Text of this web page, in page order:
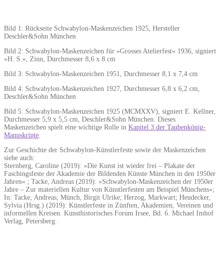
Bild 1: Rückseite Schwabylon-Maskenzeichen 1925, Hersteller
Deschler&Sohn München
Bild 2: Schwabylon-Maskenzeichen für »Grosses Atelierfest« 1936, signiert
»H. S.«, Zinn, Durchmesser 8,6 x 8 cm
Bild 3: Schwabylon-Maskenzeichen 1951, Durchmesser 8,1 x 7,4 cm
Bild 4: Schwabylon-Maskenzeichen 1927, Durchmesser 6,8 x 6,2 cm,
Deschler&Sohn München
Bild 5: Schwabylon-Maskenzeichen 1925 (MCMXXV), signiert E. Kellner,
Durchmesser 5,9 x 5,5 cm, Deschler&Sohn München. Dieses
Maskenzeichen spielt eine wichtige Rolle in Kapitel 3 der Taubenkönig-
Manuskripte.
Zur Geschichte der Schwabylon-Künstlerfeste sowie der Maskenzeichen
siehe auch:
Sternberg, Caroline (2019): »Die Kunst ist wieder frei – Plakate der
Faschingsfeste der Akademie der Bildenden Künste München in den 1950er
Jahren« ; Tacke, Andreas (2019): »Schwabylon-Maskenzeichen der 1950er
Jahre – Zur materiellen Kultur von Künstlerfesten am Beispiel Münchens«;
In: Tacke, Andreas; Münch, Birgit Ulrike; Herzog, Markwart; Heudecker,
Sylvia (Hrsg.) (2019): Künstlerfeste in Zünften, Akademien, Vereinen und
informellen Kreisen. Kunsthistorisches Forum Irsee, Bd. 6. Michael Imhof
Verlag, Petersberg.